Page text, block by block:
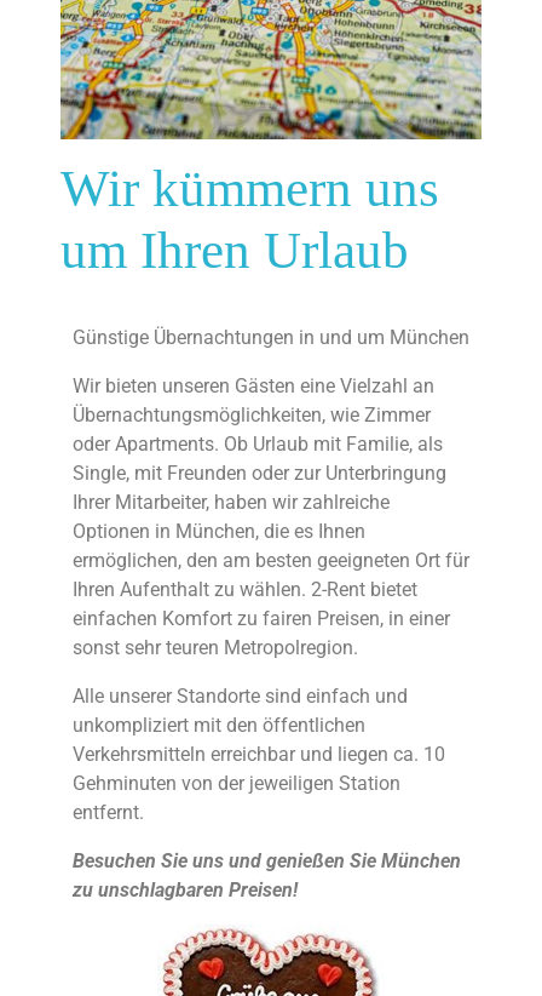
Wir kümmern uns
um Ihren Urlaub
Günstige Übernachtungen in und um München
Wir bieten unseren Gästen eine Vielzahl an
Übernachtungsmöglichkeiten, wie Zimmer
oder Apartments. Ob Urlaub mit Familie, als
Single, mit Freunden oder zur Unterbringung
Ihrer Mitarbeiter, haben wir zahlreiche
Optionen in München, die es Ihnen
ermöglichen, den am besten geeigneten Ort für
Ihren Aufenthalt zu wählen. 2-Rent bietet
einfachen Komfort zu fairen Preisen, in einer
sonst sehr teuren Metropolregion.
Alle unserer Standorte sind einfach und
unkompliziert mit den öffentlichen
Verkehrsmitteln erreichbar und liegen ca. 10
Gehminuten von der jeweiligen Station
entfernt.
Besuchen Sie uns und genießen Sie München
zu unschlagbaren Preisen!